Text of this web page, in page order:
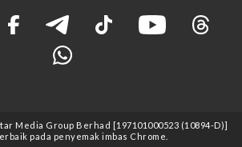
Media Group Berhad [197101000523 (10894-D)]
pada penyemak imbas Chrome.